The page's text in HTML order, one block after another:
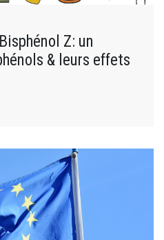
Z: un
& leurs effets